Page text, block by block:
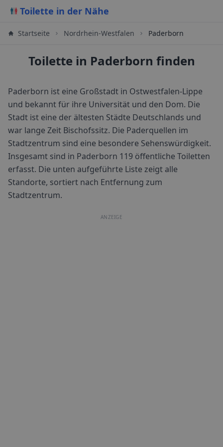
Toilette in der Nähe
Startseite Nordrhein-Westfalen Paderborn
Toilette in Paderborn finden
Paderborn ist eine Großstadt in Ostwestfalen-Lippe
und bekannt für ihre Universität und den Dom. Die
Stadt ist eine der ältesten Städte Deutschlands und
war lange Zeit Bischofssitz. Die Paderquellen im
Stadtzentrum sind eine besondere Sehenswürdigkeit.
Insgesamt sind in Paderborn 119 öffentliche Toiletten
erfasst. Die unten aufgeführte Liste zeigt alle
Standorte, sortiert nach Entfernung zum
Stadtzentrum.
ANZEIGE